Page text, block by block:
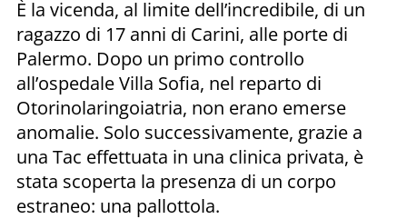
È la vicenda, al limite dell’incredibile, di un
ragazzo di 17 anni di Carini, alle porte di
Palermo. Dopo un primo controllo
all’ospedale Villa Sofia, nel reparto di
Otorinolaringoiatria, non erano emerse
anomalie. Solo successivamente, grazie a
una Tac effettuata in una clinica privata, è
stata scoperta la presenza di un corpo
estraneo: una pallottola.